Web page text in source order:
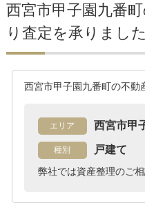
西宮市甲子園九番
り査定を承りました
西宮市甲子園九番町の不動
エリア 西宮市甲
種別 戸建て
弊社では資産整理のご